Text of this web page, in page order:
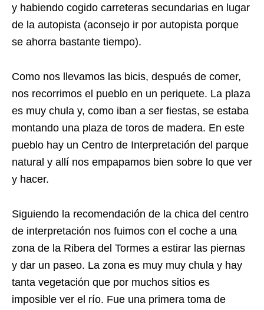
y habiendo cogido carreteras secundarias en lugar
de la autopista (aconsejo ir por autopista porque
se ahorra bastante tiempo).
Como nos llevamos las bicis, después de comer,
nos recorrimos el pueblo en un periquete. La plaza
es muy chula y, como iban a ser fiestas, se estaba
montando una plaza de toros de madera. En este
pueblo hay un Centro de Interpretación del parque
natural y allí nos empapamos bien sobre lo que ver
y hacer.
Siguiendo la recomendación de la chica del centro
de interpretación nos fuimos con el coche a una
zona de la Ribera del Tormes a estirar las piernas
y dar un paseo. La zona es muy muy chula y hay
tanta vegetación que por muchos sitios es
imposible ver el río. Fue una primera toma de